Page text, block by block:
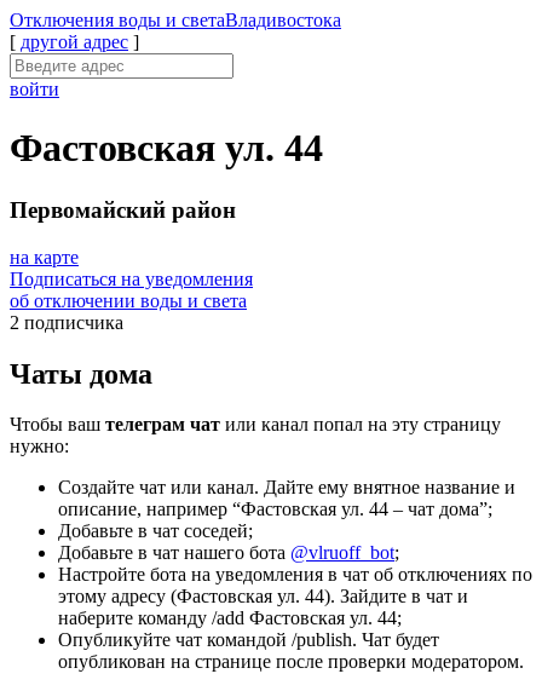
Отключения воды и светаВладивостока
[ другой адрес ]
войти
Фастовская ул. 44
Первомайский район
на карте
Подписаться на уведомления
об отключении воды и света
2 подписчика
Чаты дома
Чтобы ваш телеграм чат или канал попал на эту страницу
нужно:
Создайте чат или канал. Дайте ему внятное название и
описание, например “Фастовская ул. 44 – чат дома”;
Добавьте в чат соседей;
Добавьте в чат нашего бота @vlruoff_bot;
Настройте бота на уведомления в чат об отключениях по
этому адресу (Фастовская ул. 44). Зайдите в чат и
наберите команду /add Фастовская ул. 44;
Опубликуйте чат командой /publish. Чат будет
опубликован на странице после проверки модератором.